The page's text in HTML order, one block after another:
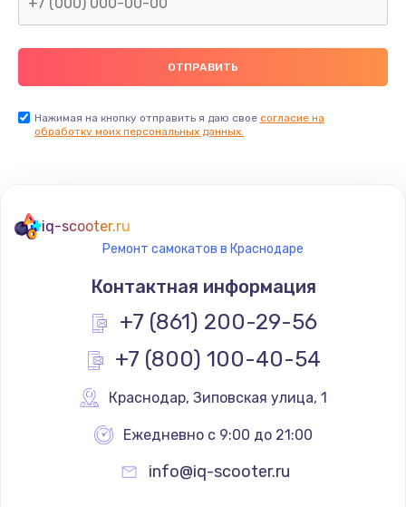
Нажимая на кнопку отправить я даю свое согласие на
обработку моих персональных данных.
iq-scooter.ru
Ремонт самокатов в Краснодаре
Контактная информация
+7 (861) 200-29-56
+7 (800) 100-40-54
Краснодар, Зиповская улица, 1
Ежедневно с 9:00 до 21:00
info@iq-scooter.ru